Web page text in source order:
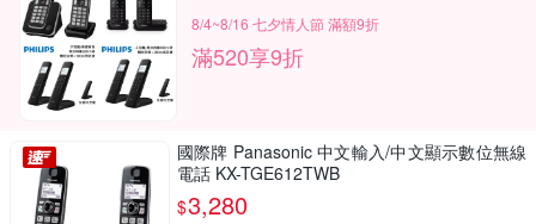
8/4~8/16 七夕情人節 滿額9折
滿520享9折
國際牌 Panasonic 中文輸入/中文顯示數位無線
電話 KX-TGE612TWB
$3,280